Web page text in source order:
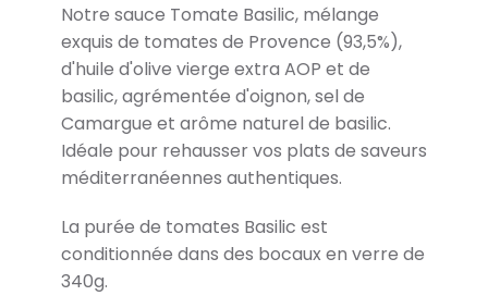
Notre sauce Tomate Basilic, mélange
exquis de tomates de Provence (93,5%),
d'huile d'olive vierge extra AOP et de
basilic, agrémentée d'oignon, sel de
Camargue et arôme naturel de basilic.
Idéale pour rehausser vos plats de saveurs
méditerranéennes authentiques.
La purée de tomates Basilic est
conditionnée dans des bocaux en verre de
340g.